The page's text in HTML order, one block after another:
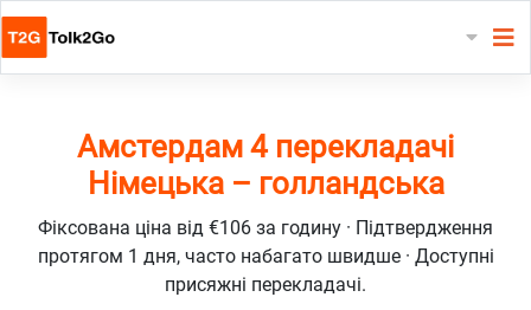
Амстердам 4 перекладачі
Німецька – голландська
Фіксована ціна від €106 за годину · Підтвердження
протягом 1 дня, часто набагато швидше · Доступні
присяжні перекладачі.